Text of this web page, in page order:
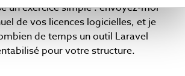
un exercice simple : envoyez-moi
de vos licences logicielles, et je
de temps un outil Laravel
pour votre structure.